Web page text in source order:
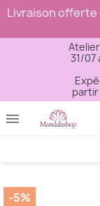
Livraison offerte
31/07
partir

-5%